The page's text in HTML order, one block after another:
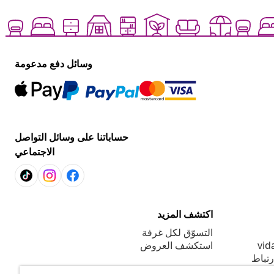
وسائل دفع مدعومة
حساباتنا على وسائل التواصل
الاجتماعي
اكتشف المزيد
التسوّق لكل غرفة
استكشف العروض